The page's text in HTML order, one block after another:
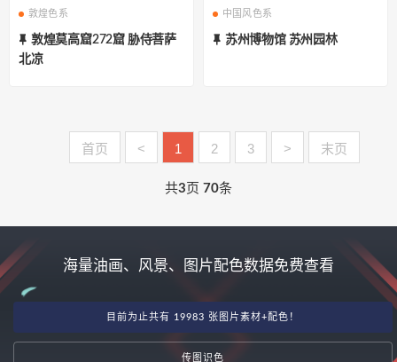
敦煌色系
敦煌莫高窟272窟 胁侍菩萨
北凉
中国风色系
苏州博物馆 苏州园林
首页 < 1 2 3 > 末页
共3 页 70条
海量油画、风景、图片配色数据免费查看
目前为止共有 19983 张图片素材+配色！
传图识色